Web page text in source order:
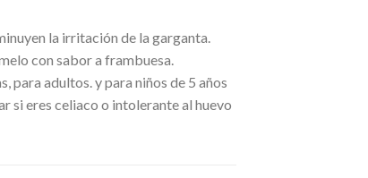
la irritación de la garganta.
con sabor a frambuesa.
para adultos. y para niños de 5 años
si eres celiaco o intolerante al huevo